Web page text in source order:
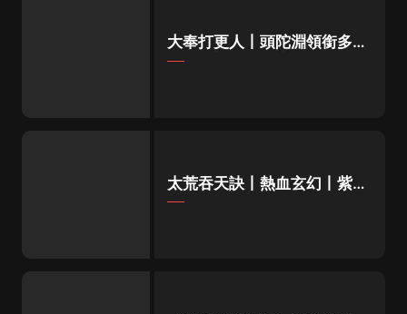
大奉打更人丨頭陀淵領銜多人
有聲劇|暢聽全集|王鶴棣、田
太荒吞天訣丨熱血玄幻丨紫襟
領銜有聲劇